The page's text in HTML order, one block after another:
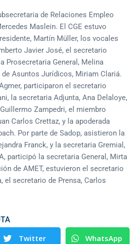
de Relaciones Empleo
Maslein. El CGE estuvo
Martín Müller, los vocales
Javier José, el secretario
Prosecretaria General, Melina
Asuntos Jurídicos, Miriam Clariá.
participaron el secretario
la secretaria Adjunta, Ana Delaloye,
Zampedri, el miembro
Carlos Crettaz, y la apoderada
Por parte de Sadop, asistieron la
Franck, y la secretaria Gremial,
participó la secretaria General, Mirta
de AMET, estuvieron el secretario
el secretario de Prensa, Carlos
Twitter WhatsApp